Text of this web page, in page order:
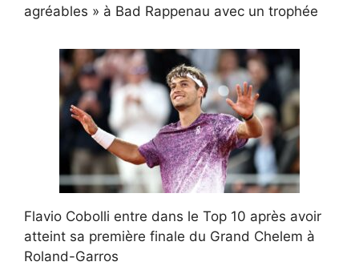
agréables » à Bad Rappenau avec un trophée
Flavio Cobolli entre dans le Top 10 après avoir
atteint sa première finale du Grand Chelem à
Roland-Garros